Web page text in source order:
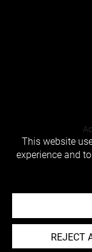
This website
experience and
REJECT